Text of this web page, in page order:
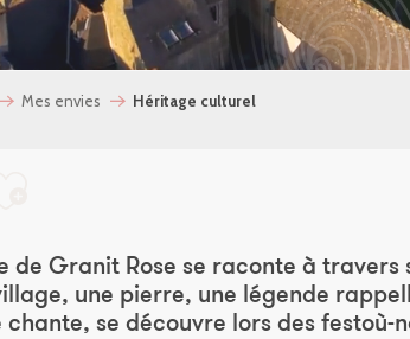
Mes envies Héritage culturel
de Granit Rose se raconte à
une pierre, une légende
se découvre lors des